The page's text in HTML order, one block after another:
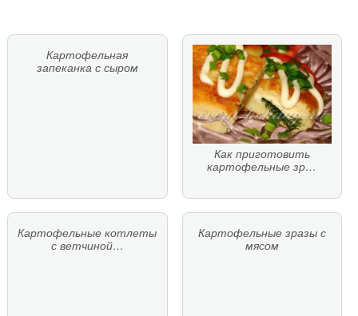
Картофельная
запеканка с сыром
Как приготовить
картофельные зр…
Картофельные котлеты
с ветчиной…
Картофельные зразы с
мясом